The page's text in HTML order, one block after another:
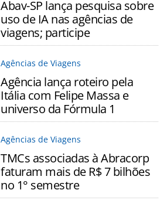
Abav-SP lança pesquisa sobre
uso de IA nas agências de
viagens; participe
Agências de Viagens
Agência lança roteiro pela
Itália com Felipe Massa e
universo da Fórmula 1
Agências de Viagens
TMCs associadas à Abracorp
faturam mais de R$ 7 bilhões
no 1° semestre